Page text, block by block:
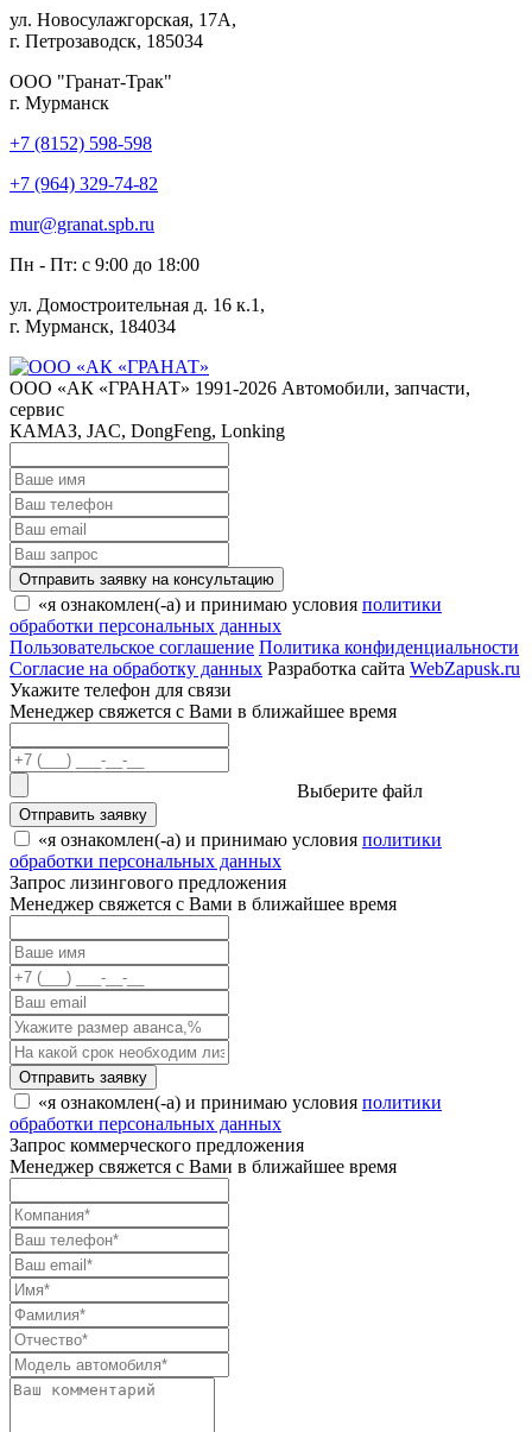
ул. Новосулажгорская, 17А,
г. Петрозаводск, 185034
ООО "Гранат-Трак"
г. Мурманск
+7 (8152) 598-598
+7 (964) 329-74-82
mur@granat.spb.ru
Пн - Пт: с 9:00 до 18:00
ул. Домостроительная д. 16 к.1,
г. Мурманск, 184034
ООО «АК «ГРАНАТ» 1991-2026 Автомобили, запчасти,
сервис
КАМАЗ, JAC, DongFeng, Lonking
Отправить заявку на консультацию
«я ознакомлен(-а) и принимаю условия политики
обработки персональных данных
Пользовательское соглашение Политика конфиденциальности
Согласие на обработку данных Разработка сайта WebZapusk.ru
Укажите телефон для связи
Менеджер свяжется с Вами в ближайшее время
Выберите файл
Отправить заявку
«я ознакомлен(-а) и принимаю условия политики
обработки персональных данных
Запрос лизингового предложения
Менеджер свяжется с Вами в ближайшее время
Отправить заявку
«я ознакомлен(-а) и принимаю условия политики
обработки персональных данных
Запрос коммерческого предложения
Менеджер свяжется с Вами в ближайшее время